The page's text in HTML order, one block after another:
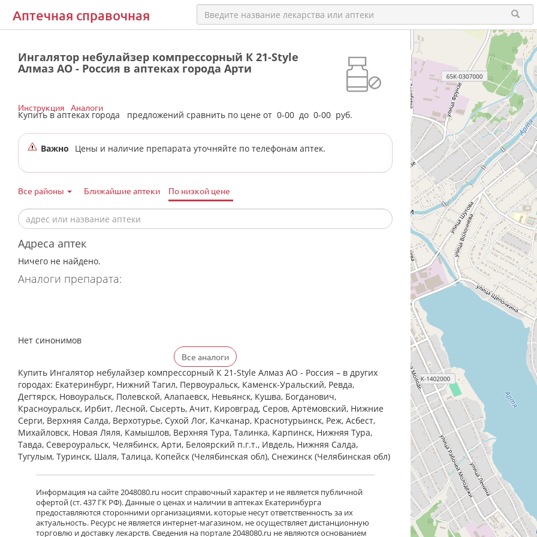
Аптечная справочная
Ингалятор небулайзер компрессорный К 21-Style
Алмаз АО - Россия в аптеках города Арти
Купить в аптеках города предложений сравнить по цене от 0-00 до 0-00 руб.
Инструкция Аналоги
Важно Цены и наличие препарата уточняйте по телефонам аптек.
Все районы Ближайшие аптеки По низкой цене
Адреса аптек
Ничего не найдено.
Аналоги препарата:
Нет синонимов
Все аналоги
Купить Ингалятор небулайзер компрессорный К 21-Style Алмаз АО - Россия – в других
городах: Екатеринбург, Нижний Тагил, Первоуральск, Каменск-Уральский, Ревда,
Дегтярск, Новоуральск, Полевской, Алапаевск, Невьянск, Кушва, Богданович,
Красноуральск, Ирбит, Лесной, Сысерть, Ачит, Кировград, Серов, Артёмовский, Нижние
Cерги, Верхняя Салда, Верхотурье, Сухой Лог, Качканар, Краснотурьинск, Реж, Асбест,
Михайловск, Новая Ляля, Камышлов, Верхняя Тура, Талинка, Карпинск, Нижняя Тура,
Тавда, Североуральск, Челябинск, Арти, Белоярский п.г.т., Ивдель, Нижняя Салда,
Тугулым, Туринск, Шаля, Талица, Копейск (Челябинская обл), Снежинск (Челябинская обл)
Информация на сайте 2048080.ru носит справочный характер и не является публичной
офертой (ст. 437 ГК РФ). Данные о ценах и наличии в аптеках Екатеринбурга
предоставляются сторонними организациями, которые несут ответственность за их
актуальность. Ресурс не является интернет-магазином, не осуществляет дистанционную
торговлю и доставку лекарств. Сведения на портале 2048080.ru не являются основанием